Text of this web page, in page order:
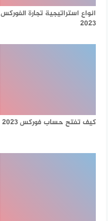
انواع استراتيجية تجارة الفوركس
2023
كيف تفتح حساب فوركس 2023